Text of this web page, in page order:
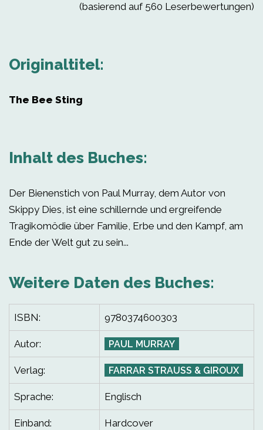
(basierend auf 560 Leserbewertungen)
Originaltitel:
The Bee Sting
Inhalt des Buches:
Der Bienenstich von Paul Murray, dem Autor von
Skippy Dies, ist eine schillernde und ergreifende
Tragikomödie über Familie, Erbe und den Kampf, am
Ende der Welt gut zu sein...
Weitere Daten des Buches:
ISBN: 9780374600303
Autor: PAUL MURRAY
Verlag: FARRAR STRAUSS & GIROUX
Sprache: Englisch
Einband: Hardcover